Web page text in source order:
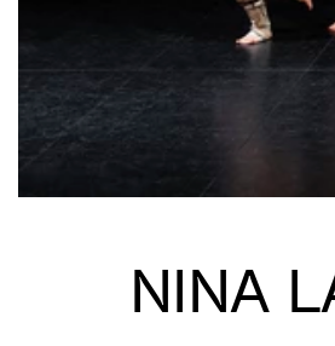
NINA